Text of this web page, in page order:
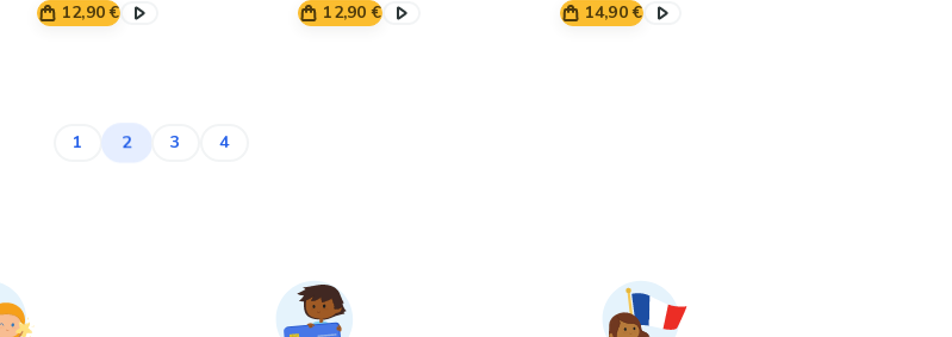
12,90 €
12,90 €
14,90 €
1 2 3 4